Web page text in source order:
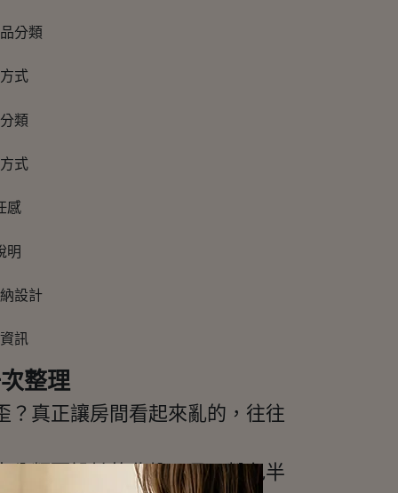
整理
？真正讓房間看起來亂的，往往
分類而設計的收納工具。粉色半